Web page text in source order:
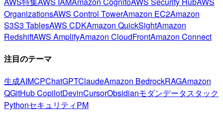
OrganizationsAWS Control TowerAmazon EC2Amazon
S3S3 TablesAWS CDKAmazon QuickSightAmazon
RedshiftAWS AmplifyAmazon CloudFrontAmazon Connect
注目のテーマ
生成AIMCPChatGPTClaudeAmazon BedrockRAGAmazon
QGitHub CopilotDevinCursorObsidianモダンデータスタック
PythonセキュリティPM